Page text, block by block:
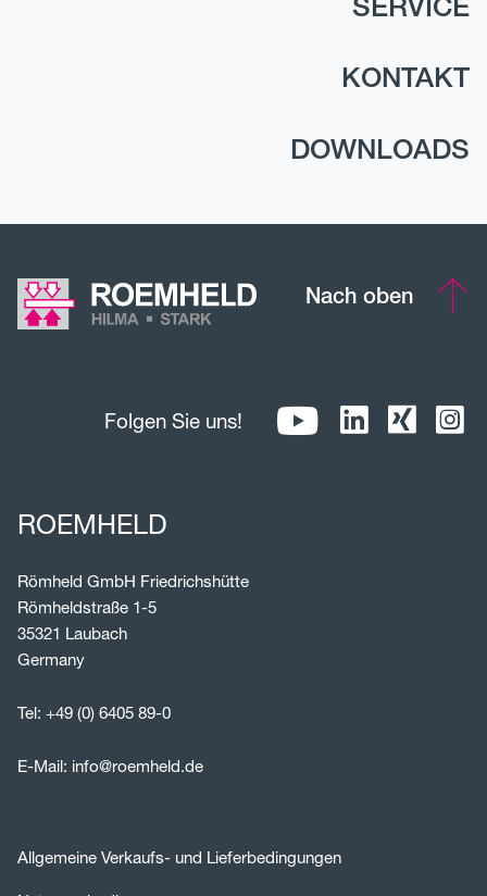
KONTAKT
DOWNLOADS
Nach oben
Folgen Sie uns!
ROEMHELD
Römheld GmbH Friedrichshütte
Römheldstraße 1-5
35321 Laubach
Germany
Tel: +49 (0) 6405 89-0
E-Mail: info@roemheld.de
Allgemeine Verkaufs- und Lieferbedingungen